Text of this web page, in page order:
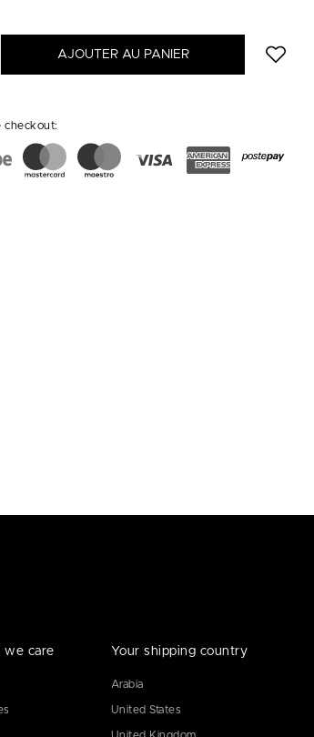
AJOUTER AU PANIER
checkout:
we care Your shipping country
Arabia
United States